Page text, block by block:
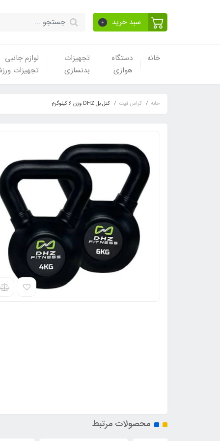
سبد خرید 0
خانه
دستگاه
هوازی
تجهیزات
بدنسازی
لوازم جانبی
تجهیزات
خانه کراس فیت کتل بل DHZ وزن 6 کیلوگرم
محصولات مرتبط